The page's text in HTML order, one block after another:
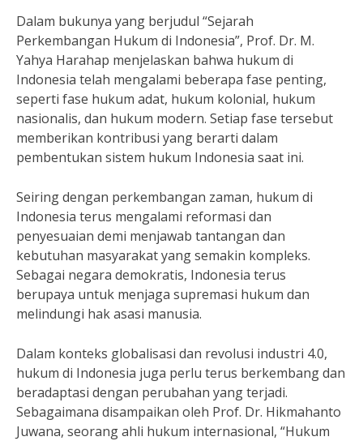
Dalam bukunya yang berjudul “Sejarah
Perkembangan Hukum di Indonesia”, Prof. Dr. M.
Yahya Harahap menjelaskan bahwa hukum di
Indonesia telah mengalami beberapa fase penting,
seperti fase hukum adat, hukum kolonial, hukum
nasionalis, dan hukum modern. Setiap fase tersebut
memberikan kontribusi yang berarti dalam
pembentukan sistem hukum Indonesia saat ini.
Seiring dengan perkembangan zaman, hukum di
Indonesia terus mengalami reformasi dan
penyesuaian demi menjawab tantangan dan
kebutuhan masyarakat yang semakin kompleks.
Sebagai negara demokratis, Indonesia terus
berupaya untuk menjaga supremasi hukum dan
melindungi hak asasi manusia.
Dalam konteks globalisasi dan revolusi industri 4.0,
hukum di Indonesia juga perlu terus berkembang dan
beradaptasi dengan perubahan yang terjadi.
Sebagaimana disampaikan oleh Prof. Dr. Hikmahanto
Juwana, seorang ahli hukum internasional, “Hukum